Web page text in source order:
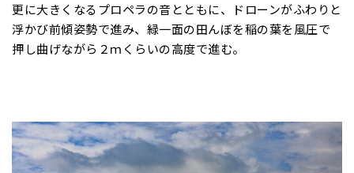
更に大きくなるプロペラの音とともに、ドローンがふわりと
浮かび前傾姿勢で進み、緑一面の田んぼを稲の葉を風圧で
押し曲げながら２ｍくらいの高度で進む。